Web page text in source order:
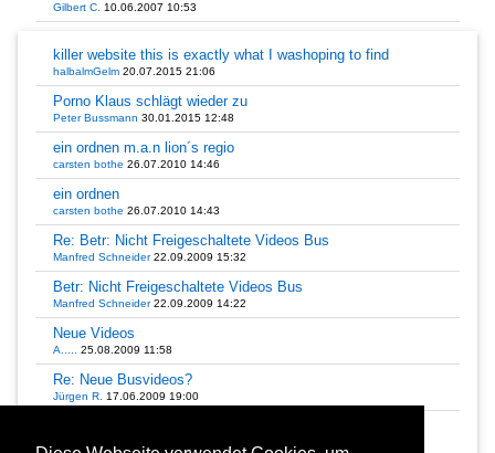
Gilbert C. 10.06.2007 10:53
killer website this is exactly what I washoping to find
halbalmGelm 20.07.2015 21:06
Porno Klaus schlägt wieder zu
Peter Bussmann 30.01.2015 12:48
ein ordnen m.a.n lion´s regio
carsten bothe 26.07.2010 14:46
ein ordnen
carsten bothe 26.07.2010 14:43
Re: Betr: Nicht Freigeschaltete Videos Bus
Manfred Schneider22.09.2009 15:32
Betr: Nicht Freigeschaltete Videos Bus
Manfred Schneider22.09.2009 14:22
Neue Videos
A..... 25.08.2009 11:58
Re: Neue Busvideos?
Jürgen R. 17.06.2009 19:00